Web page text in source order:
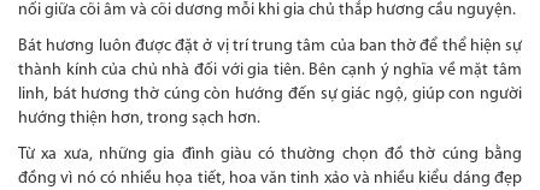
nối giữa cõi âm và cõi dương mỗi khi gia chủ thắp hương cầu nguyện.
Bát hương luôn được đặt ở vị trí trung tâm của ban thờ để thể hiện sự
thành kính của chủ nhà đối với gia tiên. Bên cạnh ý nghĩa về mặt tâm
linh, bát hương thờ cúng còn hướng đến sự giác ngộ, giúp con người
hướng thiện hơn, trong sạch hơn.
Từ xa xưa, những gia đình giàu có thường chọn đồ thờ cúng bằng
đồng vì nó có nhiều họa tiết, hoa văn tinh xảo và nhiều kiểu dáng đẹp